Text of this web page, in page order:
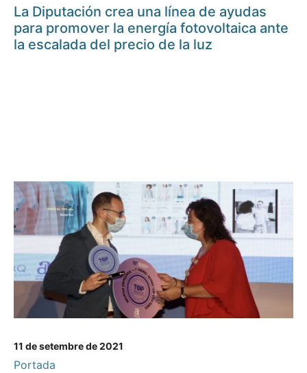
La Diputación crea una línea de ayudas
para promover la energía fotovoltaica ante
la escalada del precio de la luz
11 de setembre de 2021
Portada